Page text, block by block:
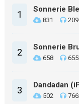
1 Sonnerie
831
2 Sonnerie
658
3 Dandadan
502